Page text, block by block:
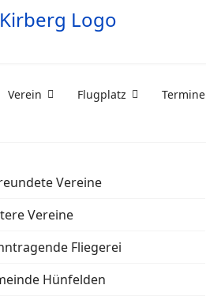
Verein Flugplatz Termine
Vereine
Vereine
Fliegerei
Hünfelden